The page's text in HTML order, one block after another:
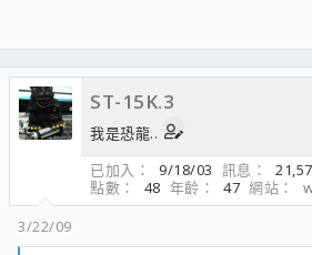
ST-15K.3
我是恐龍..
已加入
9/18/03 訊息
點數
48 年齡 47 網站
3/22/09